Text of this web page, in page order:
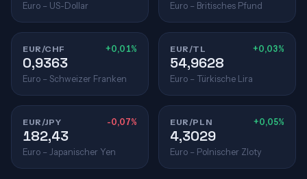
Euro – US-Dollar Euro – Britisches Pfund
EUR/CHF +0,01%
0,9363
Euro – Schweizer Franken
EUR/TL +0,03%
54,9628
Euro – Türkische Lira
EUR/JPY -0,07%
182,43
Euro – Japanischer Yen
EUR/PLN +0,05%
4,3029
Euro – Polnischer Zloty